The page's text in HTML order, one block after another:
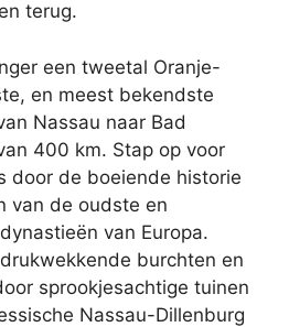
terug.
een tweetal Oranje-
en meest bekendste
Nassau naar Bad
400 km. Stap op voor
door de boeiende historie
van de oudste en
van Europa.
burchten en
sprookjesachtige tuinen
Nassau-Dillenburg